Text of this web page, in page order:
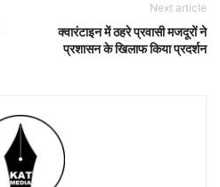
Next article
क्वारंटाइन में ठहरे प्रवासी मजदूरों ने
प्रशासन के खिलाफ किया प्रदर्शन